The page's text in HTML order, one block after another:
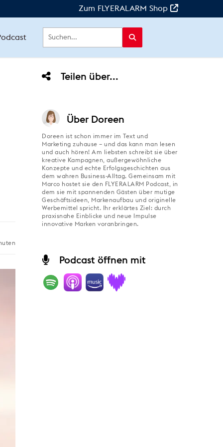
Zum FLYERALARM Shop
Teilen über...
Über Doreen
Doreen ist schon immer im Text und
Marketing zuhause – und das kann man lesen
und auch hören! Am liebsten schreibt sie über
kreative Kampagnen, außergewöhnliche
Konzepte und echte Erfolgsgeschichten aus
dem wahren Business-Alltag. Gemeinsam mit
Marco hostet sie den FLYERALARM Podcast, in
dem sie mit spannenden Gästen über mutige
Geschäftsideen, Markenaufbau und originelle
Werbemittel spricht. Ihr erklärtes Ziel: durch
praxisnahe Einblicke und neue Impulse
innovative Marken voranbringen.
Podcast öffnen mit